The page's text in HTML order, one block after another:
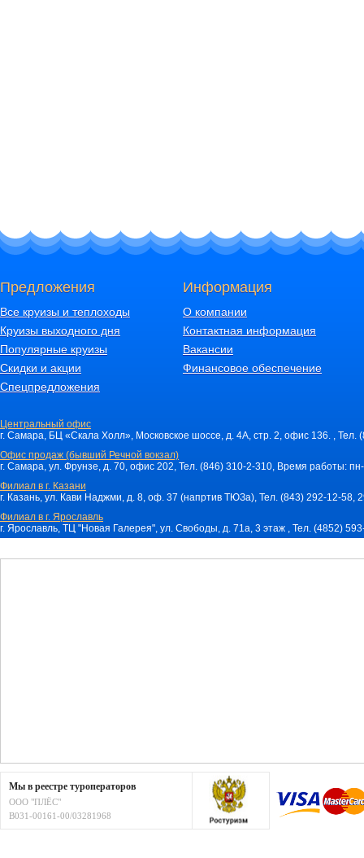
Предложения
Все круизы и теплоходы
Круизы выходного дня
Популярные круизы
Скидки и акции
Спецпредложения
Информация
О компании
Контактная информация
Вакансии
Финансовое обеспечение
Центральный офис
г. Самара, БЦ «Скала Холл», Московское шоссе, д. 4А, стр. 2, офис 136. ,
Офис продаж (бывший Речной вокзал)
г. Самара, ул. Фрунзе, д. 70, офис 202, Тел. (846) 310-2-310, Время работы:
Филиал в г. Казани
г. Казань, ул. Кави Наджми, д. 8, оф. 37 (напртив ТЮЗа), Тел. (843) 292-12-
Филиал в г. Ярославль
г. Ярославль, ТЦ "Новая Галерея", ул. Свободы, д. 71a, 3 этаж , Тел. (4852)
Мы в реестре туроператоров
ООО "ПЛЁС"
В031-00161-00/03281968